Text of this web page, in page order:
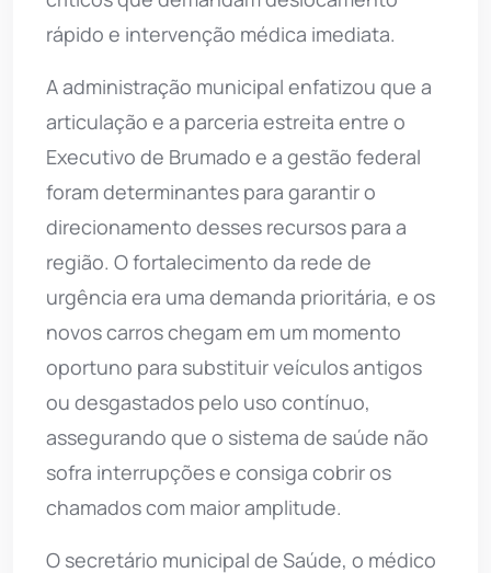
rápido e intervenção médica imediata.
A administração municipal enfatizou que a
articulação e a parceria estreita entre o
Executivo de Brumado e a gestão federal
foram determinantes para garantir o
direcionamento desses recursos para a
região. O fortalecimento da rede de
urgência era uma demanda prioritária, e os
novos carros chegam em um momento
oportuno para substituir veículos antigos
ou desgastados pelo uso contínuo,
assegurando que o sistema de saúde não
sofra interrupções e consiga cobrir os
chamados com maior amplitude.
O secretário municipal de Saúde, o médico